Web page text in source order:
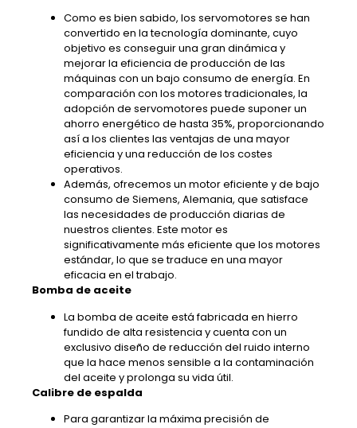
Como es bien sabido, los servomotores se han
convertido en la tecnología dominante, cuyo
objetivo es conseguir una gran dinámica y
mejorar la eficiencia de producción de las
máquinas con un bajo consumo de energía. En
comparación con los motores tradicionales, la
adopción de servomotores puede suponer un
ahorro energético de hasta 35%, proporcionando
así a los clientes las ventajas de una mayor
eficiencia y una reducción de los costes
operativos.
Además, ofrecemos un motor eficiente y de bajo
consumo de Siemens, Alemania, que satisface
las necesidades de producción diarias de
nuestros clientes. Este motor es
significativamente más eficiente que los motores
estándar, lo que se traduce en una mayor
eficacia en el trabajo.
Bomba de aceite
La bomba de aceite está fabricada en hierro
fundido de alta resistencia y cuenta con un
exclusivo diseño de reducción del ruido interno
que la hace menos sensible a la contaminación
del aceite y prolonga su vida útil.
Calibre de espalda
Para garantizar la máxima precisión de